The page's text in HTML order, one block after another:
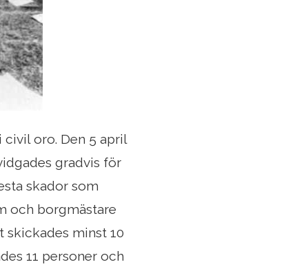
oro. Den 5 april
gradvis för
skador som
och borgmästare
skickades minst 10
11 personer och